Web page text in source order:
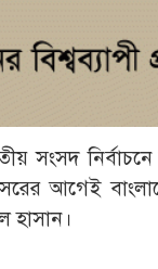
সংসদ
আগেই
হাসান।